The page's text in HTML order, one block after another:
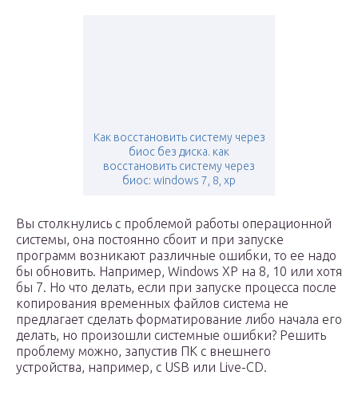
Как восстановить систему через
биос без диска. как
восстановить систему через
биос: windows 7, 8, хр
Вы столкнулись с проблемой работы операционной
системы, она постоянно сбоит и при запуске
программ возникают различные ошибки, то ее надо
бы обновить. Например, Windows XP на 8, 10 или хотя
бы 7. Но что делать, если при запуске процесса после
копирования временных файлов система не
предлагает сделать форматирование либо начала его
делать, но произошли системные ошибки? Решить
проблему можно, запустив ПК с внешнего
устройства, например, с USB или Live-CD.